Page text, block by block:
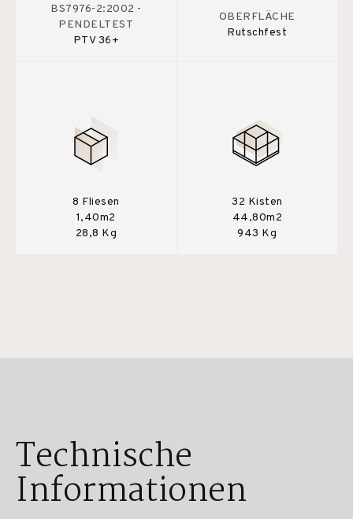
BS7976-2:2002 -
PENDELTEST
PTV 36+
OBERFLÄCHE
Rutschfest
8 Fliesen
1,40m2
28,8 Kg
32 Kisten
44,80m2
943 Kg
Technische
Informationen